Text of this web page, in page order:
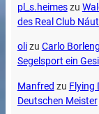
pl_s.heimeszu
des Real Club
olizu Carlo
Segelsport ein
Manfred zu Flying
Deutschen Meister